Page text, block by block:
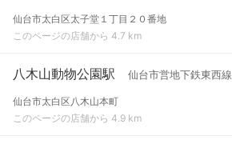
仙台市太白区太子堂１丁目２０番地
このページの店舗から 4.7 km
八木山動物公園駅 仙台市営地下鉄東西線
仙台市太白区八木山本町
このページの店舗から 4.9 km